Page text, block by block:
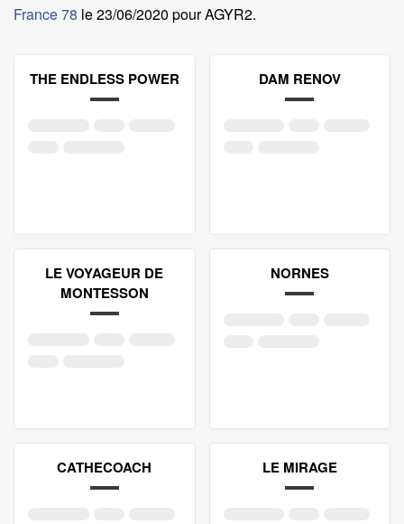
France 78 le23/06/2020 pour AGYR2.
THE ENDLESS POWER DAM RENOV
LE VOYAGEUR DE
MONTESSON
NORNES
CATHECOACH LE MIRAGE